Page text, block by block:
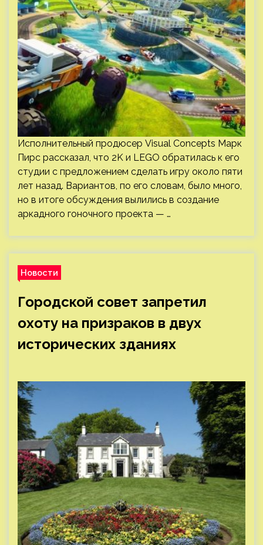
Исполнительный продюсер Visual Concepts Марк
Пирс рассказал, что 2K и LEGO обратилась к его
студии с предложением сделать игру около пяти
лет назад. Вариантов, по его словам, было много,
но в итоге обсуждения вылились в создание
аркадного гоночного проекта — …
Новости
Городской совет запретил
охоту на призраков в двух
исторических зданиях